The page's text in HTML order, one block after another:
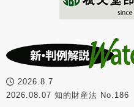
2026.8.7
2026.08.07 知的財産法 No.186